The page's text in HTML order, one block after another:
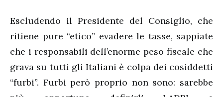
Escludendo il Presidente del Consiglio, che
ritiene pure “etico” evadere le tasse, sappiate
che i responsabili dell’enorme peso fiscale che
grava su tutti gli Italiani è colpa dei cosiddetti
“furbi”. Furbi però proprio non sono: sarebbe